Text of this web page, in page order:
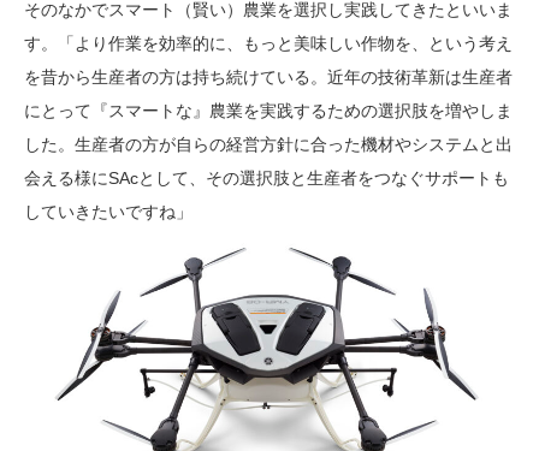
そのなかでスマート（賢い）農業を選択し実践してきたといいま
す。「より作業を効率的に、もっと美味しい作物を、という考え
を昔から生産者の方は持ち続けている。近年の技術革新は生産者
にとって『スマートな』農業を実践するための選択肢を増やしま
した。生産者の方が自らの経営方針に合った機材やシステムと出
会える様にSAcとして、その選択肢と生産者をつなぐサポートも
していきたいですね」